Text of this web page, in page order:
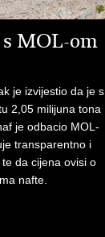
s MOL-om
je izvijestio da je s
2,05 milijuna tona
je odbacio MOL-
transparentno i
da cijena ovisi o
nafte.